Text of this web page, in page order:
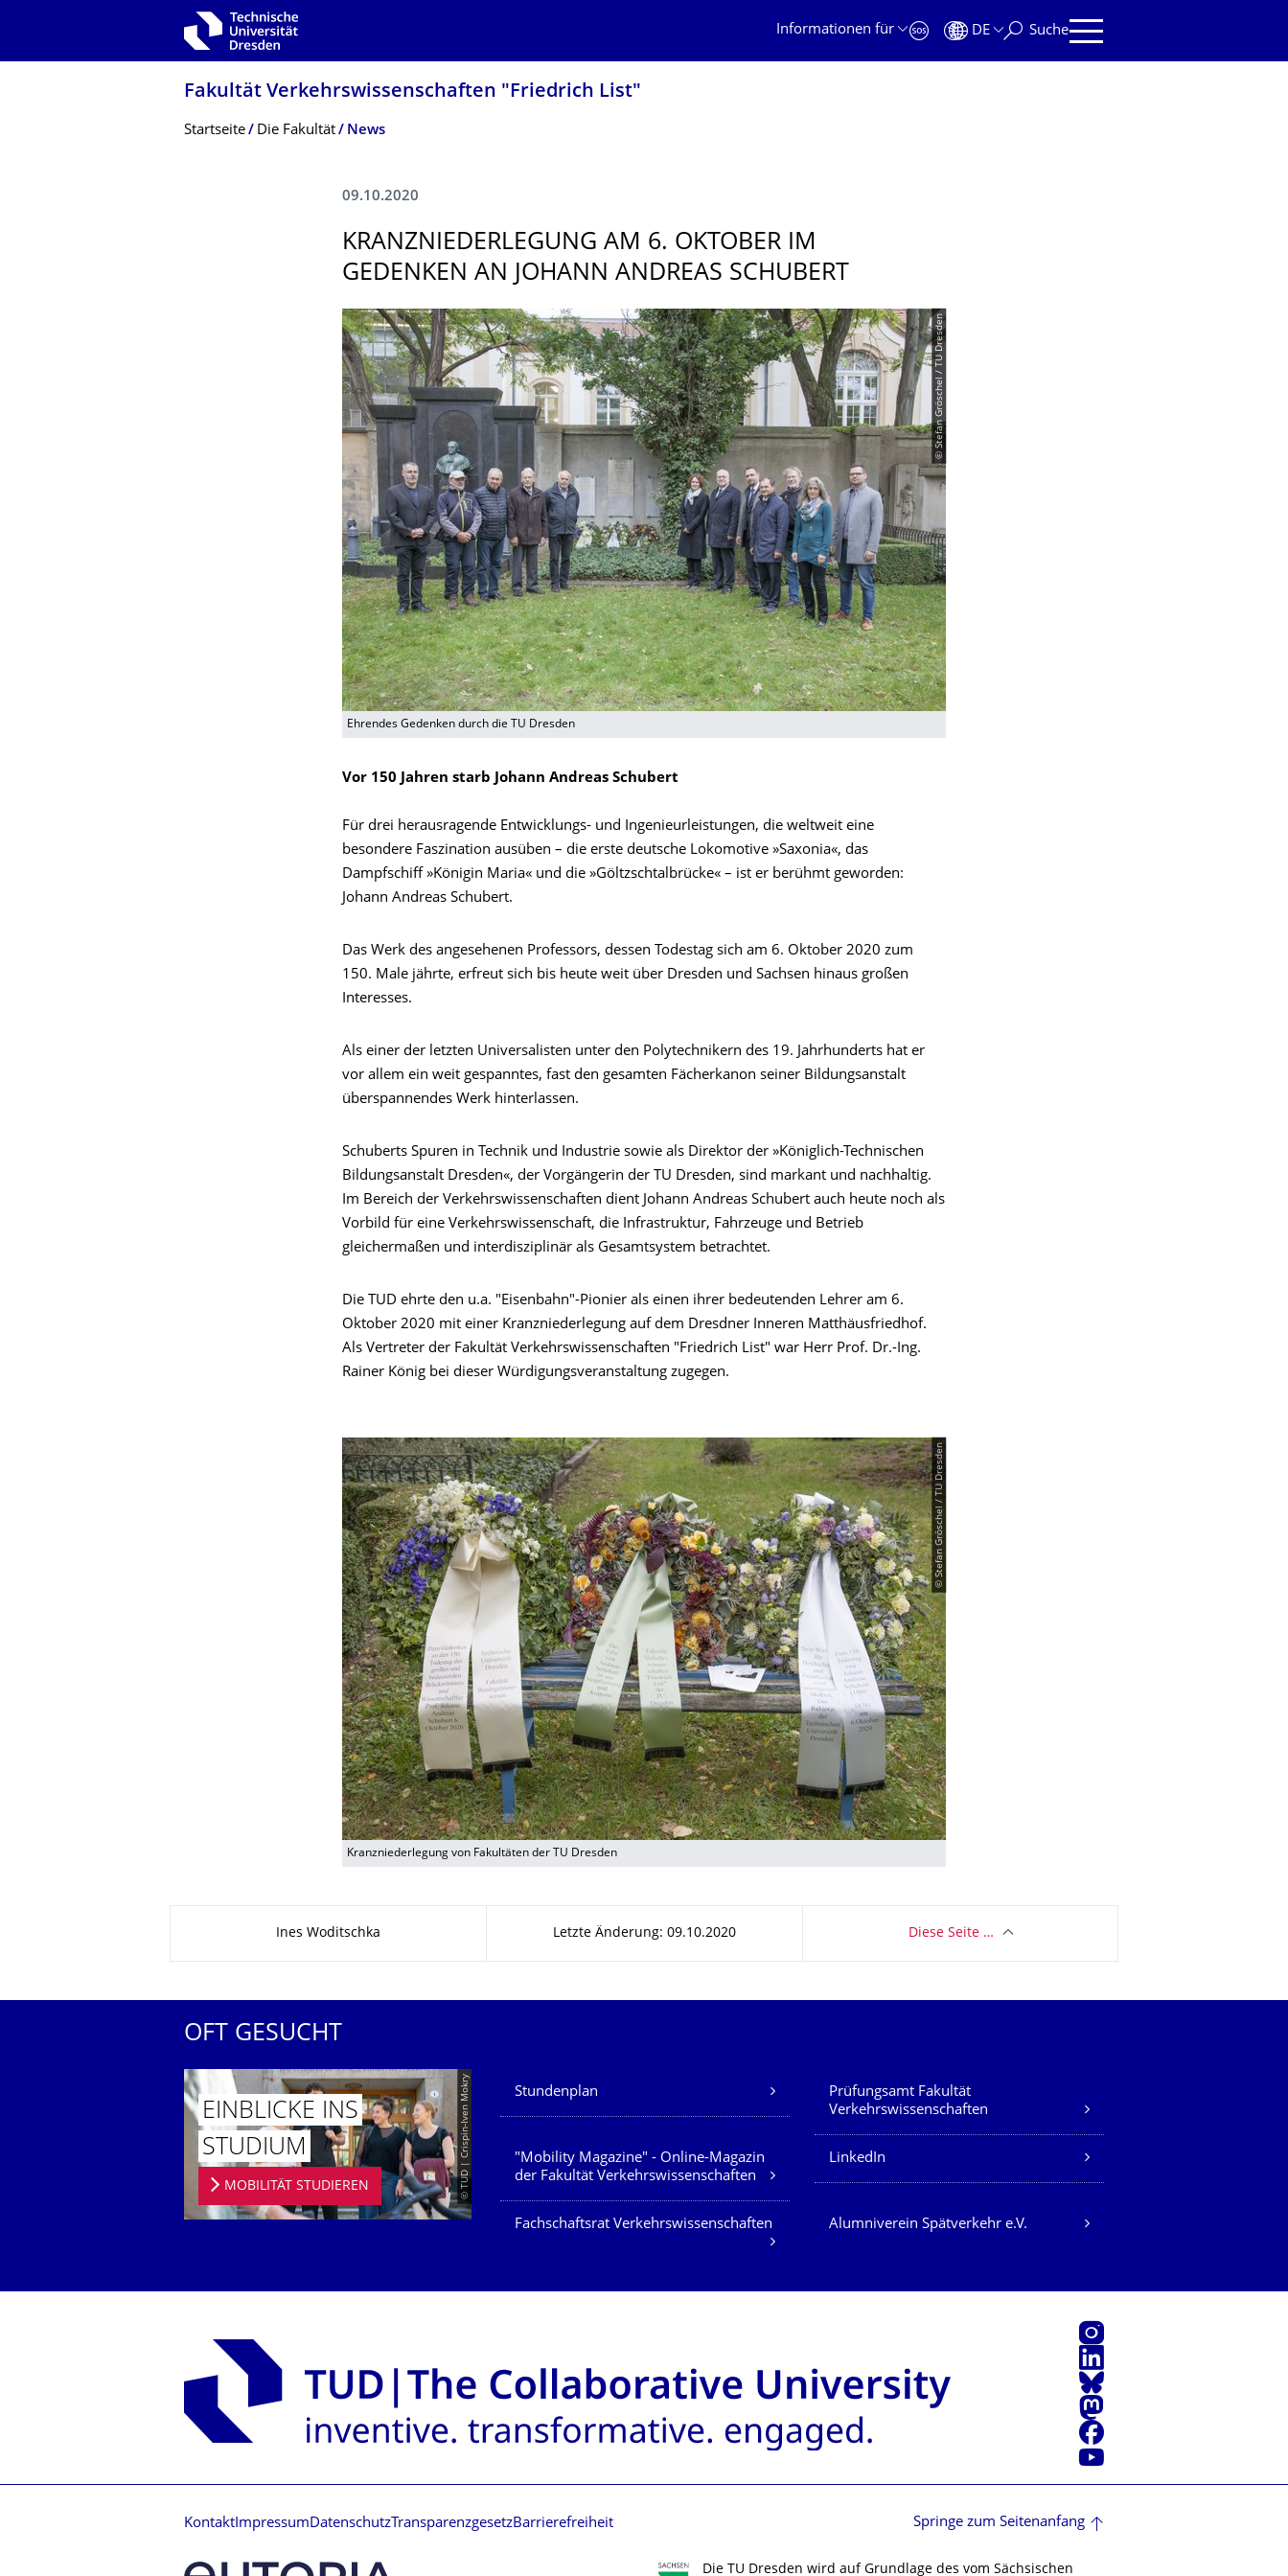
Zur Hauptnavigation springen
Informationen für
DE Suche
Fakultät Verkehrswissen­schaften "Friedrich List"
Breadcrumb-Menü
Startseite Die Fakultät News
09.10.2020
KRANZNIEDERLE­GUNG AM 6. OKTOBER IM
GEDENKEN AN JOHANN ANDREAS SCHUBERT
© Stefan Gröschel / TU Dresden
Ehrendes Gedenken durch die TU Dresden
Vor 150 Jahren starb Johann Andreas Schubert
Für drei herausragende Entwicklungs- und Ingenieurleistungen, die weltweit eine
besondere Faszination ausüben – die erste deutsche Lokomotive »Saxonia«, das
Dampfschiff »Königin Maria« und die »Göltzschtalbrücke« – ist er berühmt geworden:
Johann Andreas Schubert.
Das Werk des angesehenen Professors, dessen Todestag sich am 6. Oktober 2020 zum
150. Male jährte, erfreut sich bis heute weit über Dresden und Sachsen hinaus großen
Interesses.
Als einer der letzten Universalisten unter den Polytechnikern des 19. Jahrhunderts hat er
vor allem ein weit gespanntes, fast den gesamten Fächerkanon seiner Bildungsanstalt
überspannendes Werk hinterlassen.
Schuberts Spuren in Technik und Industrie sowie als Direktor der »Königlich-Technischen
Bildungsanstalt Dresden«, der Vorgängerin der TU Dresden, sind markant und nachhaltig.
Im Bereich der Verkehrswissenschaften dient Johann Andreas Schubert auch heute noch als
Vorbild für eine Verkehrswissenschaft, die Infrastruktur, Fahrzeuge und Betrieb
gleichermaßen und interdisziplinär als Gesamtsystem betrachtet.
Die TUD ehrte den u.a. "Eisenbahn"-Pionier als einen ihrer bedeutenden Lehrer am 6.
Oktober 2020 mit einer Kranzniederlegung auf dem Dresdner Inneren Matthäusfriedhof.
Als Vertreter der Fakultät Verkehrswissenschaften "Friedrich List" war Herr Prof. Dr.-Ing.
Rainer König bei dieser Würdigungsveranstaltung zugegen.
© Stefan Gröschel / TU Dresden
Kranzniederlegung von Fakultäten der TU Dresden
Ines Woditschka Letzte Änderung: 09.10.2020 Diese Seite …
OFT GESUCHT
© TUD | Crispin-Iven Mokry
EINBLICKE INS
STUDIUM
MOBILITÄT STUDIEREN
Unsere Dienste
Stundenplan
Prüfungsamt Fakultät
Verkehrswissenschaften
"Mobility Magazine" - Online-Magazin
der Fakultät Verkehrswissenschaften
LinkedIn
Fachschaftsrat Verkehrswissenschaften Alumniverein Spätverkehr e.V.
Instagram
LinkedIn
Bluesky
Mastodon
Facebook
Youtube
Kontakt Impressum DatenschutzTransparenzgesetzBarrierefreiheit Springe zum Seitenanfang
Die TU Dresden wird auf Grundlage des vom Sächsischen